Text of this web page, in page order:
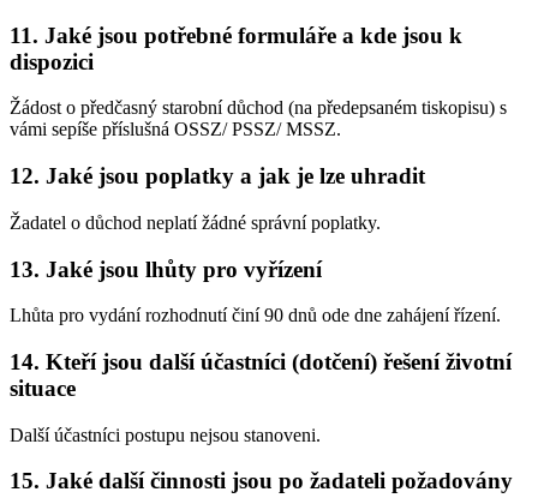
11. Jaké jsou potřebné formuláře a kde jsou k
dispozici
Žádost o předčasný starobní důchod (na předepsaném tiskopisu) s
vámi sepíše příslušná OSSZ/ PSSZ/ MSSZ.
12. Jaké jsou poplatky a jak je lze uhradit
Žadatel o důchod neplatí žádné správní poplatky.
13. Jaké jsou lhůty pro vyřízení
Lhůta pro vydání rozhodnutí činí 90 dnů ode dne zahájení řízení.
14. Kteří jsou další účastníci (dotčení) řešení životní
situace
Další účastníci postupu nejsou stanoveni.
15. Jaké další činnosti jsou po žadateli požadovány